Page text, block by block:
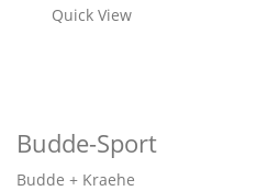
Quick View
Budde-Sport
Budde + Kraehe